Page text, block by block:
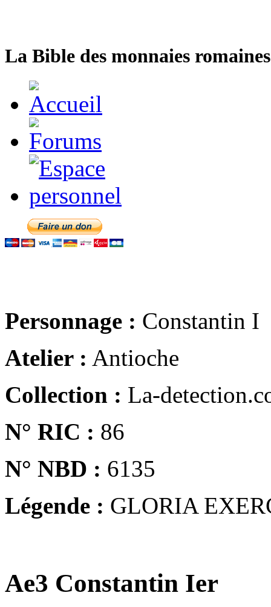
La Bible des monnaies
Personnage : Constantin I
Atelier : Antioche
Collection : La-
N° RIC : 86
N° NBD : 6135
Légende : GLORIA
Ae3 Constantin Ier